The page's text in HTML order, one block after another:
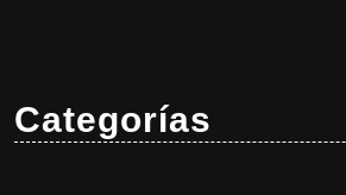
Categorías